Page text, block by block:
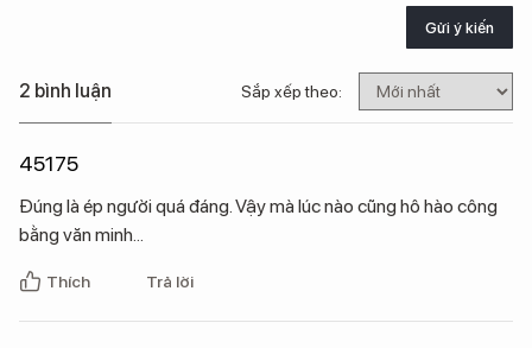
Gửi ý kiến
2 bình luận Sắp xếp theo:
45175
Đúng là ép người quá đáng. Vậy mà lúc nào cũng hô hào công
bằng văn minh...
Thích Trả lời